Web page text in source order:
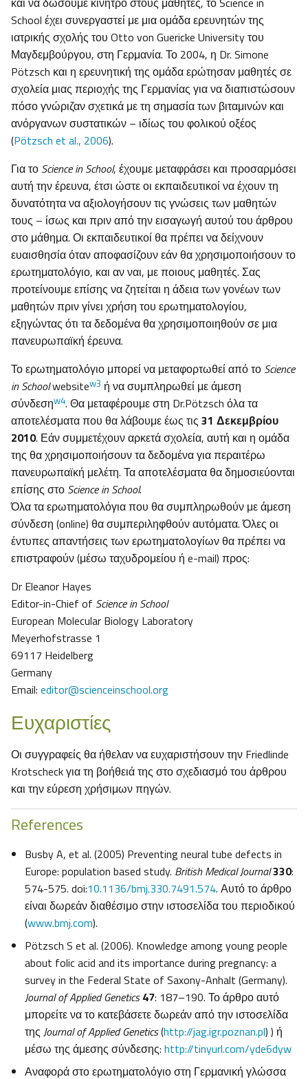
School έχει συνεργαστεί με μια ομάδα ερευνητών της
ιατρικής σχολής του Otto von Guericke University του
Μαγδεμβούργου, στη Γερμανία. Το 2004, η Dr. Simone
Pötzsch και η ερευνητική της ομάδα ερώτησαν μαθητές σε
σχολεία μιας περιοχής της Γερμανίας για να διαπιστώσουν
πόσο γνώριζαν σχετικά με τη σημασία των βιταμινών και
ανόργανων συστατικών – ιδίως του φολικού οξέος
(Pötzsch et al., 2006).
Για το Science in School, έχουμε μεταφράσει και προσαρμόσει
αυτή την έρευνα, έτσι ώστε οι εκπαιδευτικοί να έχουν τη
δυνατότητα να αξιολογήσουν τις γνώσεις των μαθητών
τους – ίσως και πριν από την εισαγωγή αυτού του άρθρου
στο μάθημα. Οι εκπαιδευτικοί θα πρέπει να δείχνουν
ευαισθησία όταν αποφασίζουν εάν θα χρησιμοποιήσουν το
ερωτηματολόγιο, και αν ναι, με ποιους μαθητές. Σας
προτείνουμε επίσης να ζητείται η άδεια των γονέων των
μαθητών πριν γίνει χρήση του ερωτηματολογίου,
εξηγώντας ότι τα δεδομένα θα χρησιμοποιηθούν σε μια
πανευρωπαϊκή έρευνα.
Το ερωτηματολόγιο μπορεί να μεταφορτωθεί από το Science
in Schoolwebsitew3 ή να συμπληρωθεί με άμεση
σύνδεσηw4. Θα μεταφέρουμε στη Dr.Pötzsch όλα τα
αποτελέσματα που θα λάβουμε έως τις 31 Δεκεμβρίου
2010. Εάν συμμετέχουν αρκετά σχολεία, αυτή και η ομάδα
της θα χρησιμοποιήσουν τα δεδομένα για περαιτέρω
πανευρωπαϊκή μελέτη. Τα αποτελέσματα θα δημοσιεύονται
επίσης στο Science in School.
Όλα τα ερωτηματολόγια που θα συμπληρωθούν με άμεση
σύνδεση (online) θα συμπεριληφθούν αυτόματα. Όλες οι
έντυπες απαντήσεις των ερωτηματολογίων θα πρέπει να
επιστραφούν (μέσω ταχυδρομείου ή e-mail) προς:
Dr Eleanor Hayes
Editor-in-Chief of Science in School
European Molecular Biology Laboratory
Meyerhofstrasse 1
69117 Heidelberg
Germany
Email: editor@scienceinschool.org
Ευχαριστίες
Οι συγγραφείς θα ήθελαν να ευχαριστήσουν την Friedlinde
Krotscheck για τη βοήθειά της στο σχεδιασμό του άρθρου
και την εύρεση χρήσιμων πηγών.
References
Busby A, et al. (2005) Preventing neural tube defects in
Europe: population based study. British Medical Journal330:
574-575. doi:10.1136/bmj.330.7491.574. Αυτό το άρθρο
είναι δωρεάν διαθέσιμο στην ιστοσελίδα του περιοδικού
(www.bmj.com).
Pötzsch S et al. (2006). Knowledge among young people
about folic acid and its importance during pregnancy: a
survey in the Federal State of Saxony-Anhalt (Germany).
Journal of Applied Genetics47: 187–190. Το άρθρο αυτό
μπορείτε να το κατεβάσετε δωρεάν από την ιστοσελίδα
της Journal of Applied Genetics(http://jag.igr.poznan.pl) ) ή
μέσω της άμεσης σύνδεσης: http://tinyurl.com/yde6dyw
Αναφορά στο ερωτηματολόγιο στη Γερμανική γλώσσα